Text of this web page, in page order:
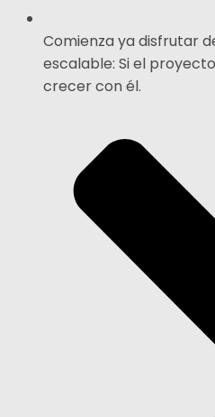
Comienza ya disfrutar
escalable: Si el
crecer con él.